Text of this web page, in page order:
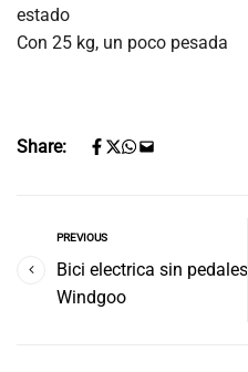
estado
Con 25 kg, un poco pesada
Share:
PREVIOUS
Bici electrica sin pedales
Windgoo